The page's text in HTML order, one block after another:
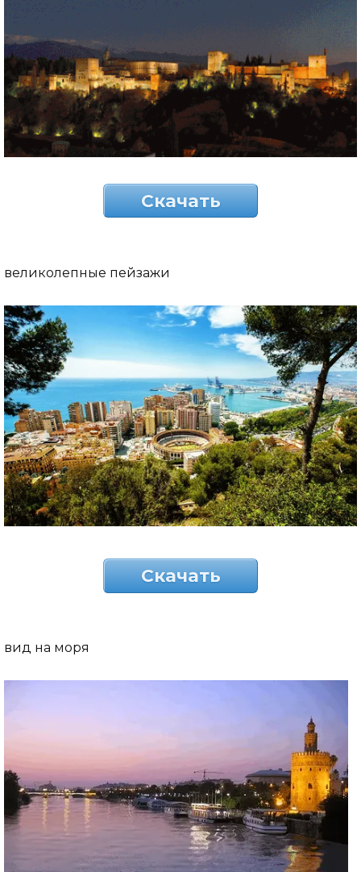
Скачать
великолепные пейзажи
Скачать
вид на моря